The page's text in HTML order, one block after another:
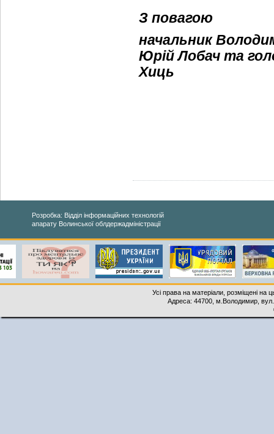
З повагою
начальник
Юрій Лобач та
Хиць
Розробка: Відділ інформаційних технологій
апарату Волинської облдержадміністрації
Усі права на матеріали, розміщені на
Адреса: 44700, м.Володимир,